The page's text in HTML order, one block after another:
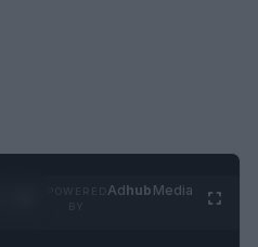
Adhub Media